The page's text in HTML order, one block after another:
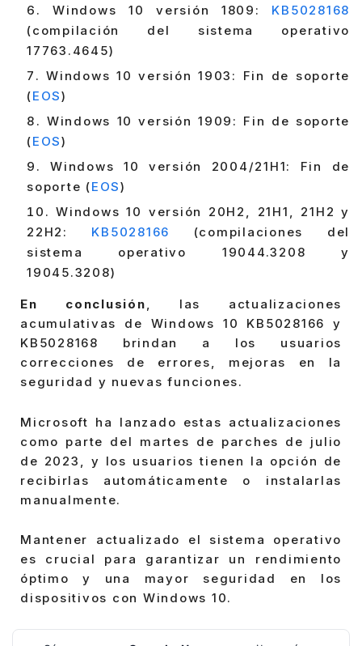
Windows 10 versión 1809: KB5028168
(compilación del sistema operativo
17763.4645)
Windows 10 versión 1903: Fin de soporte
(EOS)
Windows 10 versión 1909: Fin de soporte
(EOS)
Windows 10 versión 2004/21H1: Fin de
soporte (EOS)
Windows 10 versión 20H2, 21H1, 21H2 y
22H2: KB5028166
(compilaciones del
sistema operativo 19044.3208 y
19045.3208)
En conclusión, las actualizaciones
acumulativas de Windows 10 KB5028166 y
KB5028168 brindan a los usuarios
correcciones de errores, mejoras en la
seguridad y nuevas funciones.
Microsoft ha lanzado estas actualizaciones
como parte del martes de parches de julio
de 2023, y los usuarios tienen la opción de
recibirlas automáticamente o instalarlas
manualmente.
Mantener actualizado el sistema operativo
es crucial para garantizar un rendimiento
óptimo y una mayor seguridad en los
dispositivos con Windows 10.